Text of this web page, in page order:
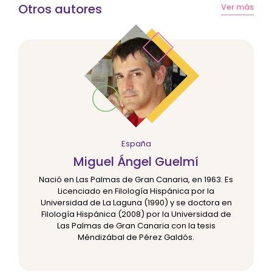
Otros autores Ver más
España
Miguel Ángel Guelmí
Nació en Las Palmas de Gran Canaria, en 1963. Es
Licenciado en Filología Hispánica por la
Universidad de La Laguna (1990) y se doctora en
Filología Hispánica (2008) por la Universidad de
Las Palmas de Gran Canaria con la tesis
Méndizábal de Pérez Galdós.